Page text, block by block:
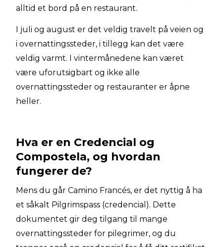
alltid et bord på en restaurant.
I juli og august er det veldig travelt på veien og
i overnattingssteder, i tillegg kan det være
veldig varmt. I vintermånedene kan været
være uforutsigbart og ikke alle
overnattingssteder og restauranter er åpne
heller.
Hva er en Credencial og
Compostela, og hvordan
fungerer de?
Mens du går Camino Francés, er det nyttig å ha
et såkalt Pilgrimspass (credencial). Dette
dokumentet gir deg tilgang til mange
overnattingssteder for pilegrimer, og du